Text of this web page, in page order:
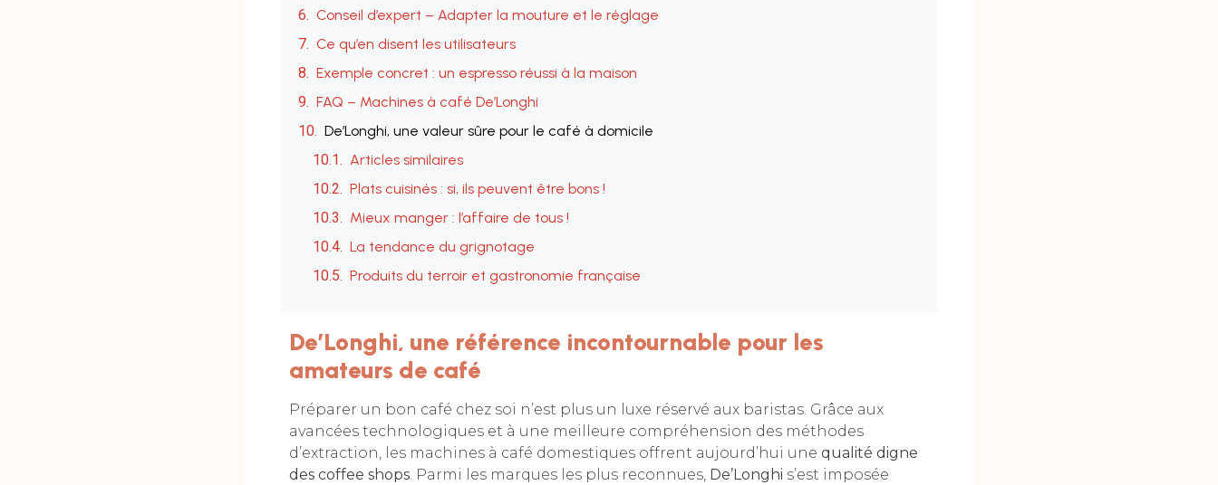
Conseil d’expert – Adapter la mouture et le réglage
Ce qu’en disent les utilisateurs
Exemple concret : un espresso réussi à la maison
FAQ – Machines à café De’Longhi
De’Longhi, une valeur sûre pour le café à domicile
Articles similaires
Plats cuisinés : si, ils peuvent être bons !
Mieux manger : l’affaire de tous !
La tendance du grignotage
Produits du terroir et gastronomie française
De’Longhi, une référence incontournable pour les
amateurs de café
Préparer un bon café chez soi n’est plus un luxe réservé aux baristas. Grâce aux
avancées technologiques et à une meilleure compréhension des méthodes
d’extraction, les machines à café domestiques offrent aujourd’hui une qualité digne
des coffee shops. Parmi les marques les plus reconnues, De’Longhi s’est imposée